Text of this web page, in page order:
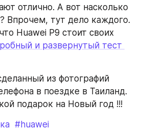
отлично. А вот насколько
Впрочем, тут дело каждого.
Huawei P9 стоит своих
и развернутый тест
из фотографий
в поездке в Таиланд.
подарок на Новый год !!!
#huawei